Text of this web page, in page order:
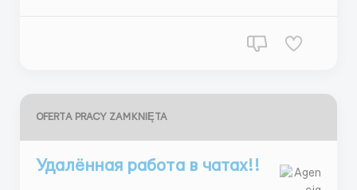
OFERTA PRACY ZAMKNIĘTA
Удалённая работа в чатах!!